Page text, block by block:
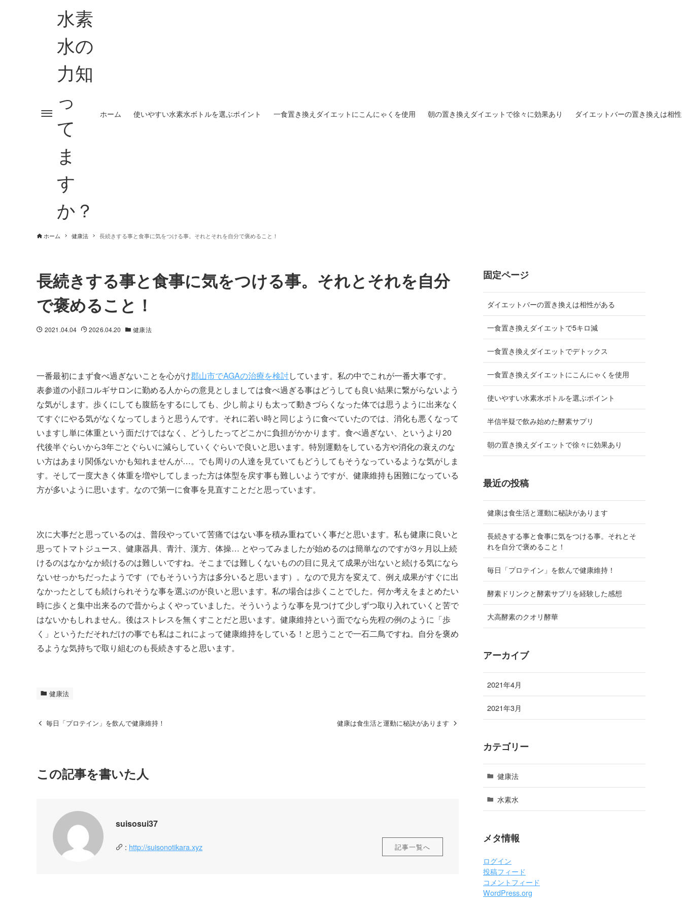
水素
水の
力知
っ
て
ま
す
か？
ホーム 使いやすい水素水ボトルを選ぶポイント 一食置き換えダイエットにこんにゃくを使用 朝の置き換えダイエットで徐々に効果あり ダイエットバーの置き換えは相
ホーム 健康法 長続きする事と食事に気をつける事。それとそれを自分で褒めること！
長続きする事と食事に気をつける事。それとそれを自分
で褒めること！
2021.04.04 2026.04.20 健康法
一番最初にまず食べ過ぎないことを心がけ郡山市でAGAの治療を検討しています。私の中でこれが一番大事です。
表参道の小顔コルギサロンに勤める人からの意見としましては食べ過ぎる事はどうしても良い結果に繋がらないよう
な気がします。歩くにしても腹筋をするにしても、少し前よりも太って動きづらくなった体では思うように出来なく
てすぐにやる気がなくなってしまうと思うんです。それに若い時と同じように食べていたのでは、消化も悪くなって
いますし単に体重という面だけではなく、どうしたってどこかに負担がかかります。食べ過ぎない、というより20
代後半ぐらいから3年ごとぐらいに減らしていくぐらいで良いと思います。特別運動をしている方や消化の衰えのな
い方はあまり関係ないかも知れませんが…。でも周りの人達を見ていてもどうしてもそうなっているような気がしま
す。そして一度大きく体重を増やしてしまった方は体型を戻す事も難しいようですが、健康維持も困難になっている
方が多いように思います。なので第一に食事を見直すことだと思っています。
次に大事だと思っているのは、普段やっていて苦痛ではない事を積み重ねていく事だと思います。私も健康に良いと
思ってトマトジュース、健康器具、青汁、漢方、体操… とやってみましたが始めるのは簡単なのですが3ヶ月以上続
けるのはなかなか続けるのは難しいですね。そこまでは難しくないものの目に見えて成果が出ないと続ける気になら
ないせっかちだったようです（でもそういう方は多分いると思います）。なので見方を変えて、例え成果がすぐに出
なかったとしても続けられそうな事を選ぶのが良いと思います。私の場合は歩くことでした。何か考えをまとめたい
時に歩くと集中出来るので昔からよくやっていました。そういうような事を見つけて少しずつ取り入れていくと苦で
はないかもしれません。後はストレスを無くすことだと思います。健康維持という面でなら先程の例のように「歩
く」というただそれだけの事でも私はこれによって健康維持をしている！と思うことで一石二鳥ですね。自分を褒め
るような気持ちで取り組むのも長続きすると思います。
健康法
毎日「プロテイン」を飲んで健康維持！ 健康は食生活と運動に秘訣があります
この記事を書いた人
suisosui37
: http://suisonotikara.xyz 記事一覧へ
固定ページ
ダイエットバーの置き換えは相性がある
一食置き換えダイエットで5キロ減
一食置き換えダイエットでデトックス
一食置き換えダイエットにこんにゃくを使用
使いやすい水素水ボトルを選ぶポイント
半信半疑で飲み始めた酵素サプリ
朝の置き換えダイエットで徐々に効果あり
最近の投稿
健康は食生活と運動に秘訣があります
長続きする事と食事に気をつける事。それとそ
れを自分で褒めること！
毎日「プロテイン」を飲んで健康維持！
酵素ドリンクと酵素サプリを経験した感想
大高酵素のクオリ酵華
アーカイブ
2021年4月
2021年3月
カテゴリー
健康法
水素水
メタ情報
ログイン
投稿フィード
コメントフィード
WordPress.org